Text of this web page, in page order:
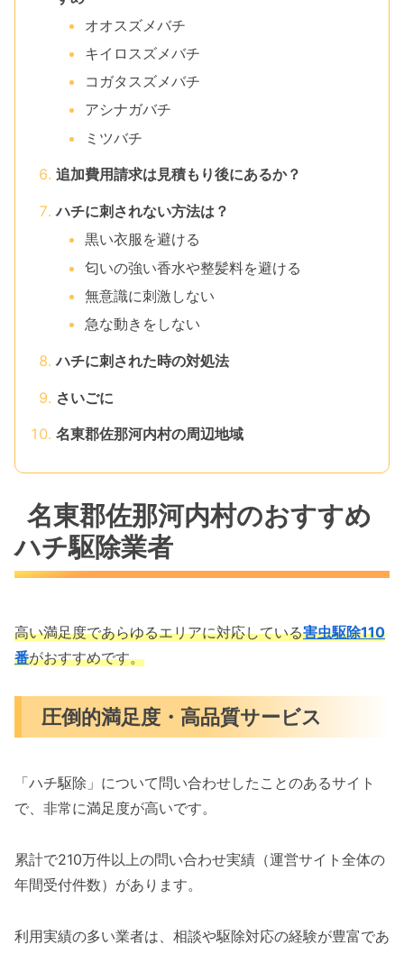
オオスズメバチ
キイロスズメバチ
コガタスズメバチ
アシナガバチ
ミツバチ
追加費用請求は見積もり後にあるか？
ハチに刺されない方法は？
黒い衣服を避ける
匂いの強い香水や整髪料を避ける
無意識に刺激しない
急な動きをしない
ハチに刺された時の対処法
さいごに
名東郡佐那河内村の周辺地域
名東郡佐那河内村のおすすめ
ハチ駆除業者
高い満足度であらゆるエリアに対応している害虫駆除110
番がおすすめです。
圧倒的満足度・高品質サービス
「ハチ駆除」について問い合わせしたことのあるサイト
で、非常に満足度が高いです。
累計で210万件以上の問い合わせ実績（運営サイト全体の
年間受付件数）があります。
利用実績の多い業者は、相談や駆除対応の経験が豊富であ